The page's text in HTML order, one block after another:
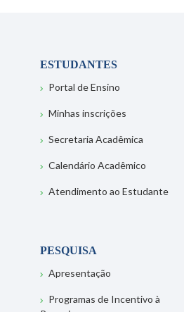
ESTUDANTES
Portal de Ensino
Minhas inscrições
Secretaria Acadêmica
Calendário Acadêmico
Atendimento ao Estudante
PESQUISA
Apresentação
Programas de Incentivo à